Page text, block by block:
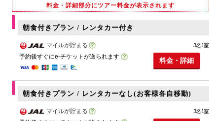
料金・詳細部分にツアー料金が表示されます
朝食付きプラン / レンタカー付き
マイルが貯まる
予約後すぐにe-チケットが送られます
3名1室
料金・詳細
朝食付きプラン / レンタカーなし(お客様各自移動)
マイルが貯まる
3名1室